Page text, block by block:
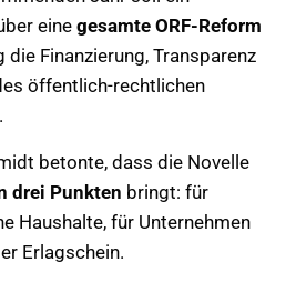
eine gesamte ORF-Reform
Finanzierung, Transparenz
öffentlich-rechtlichen
betonte, dass die Novelle
drei Punkten bringt: für
Haushalte, für Unternehmen
Erlagschein.